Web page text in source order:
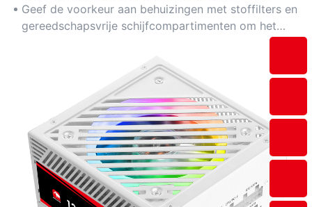
veeleisende toepassingen.
Geef de voorkeur aan behuizingen met stoffilters en
gereedschapsvrije schijfcompartimenten om het
onderhoud te verminderen en de levensduur van de